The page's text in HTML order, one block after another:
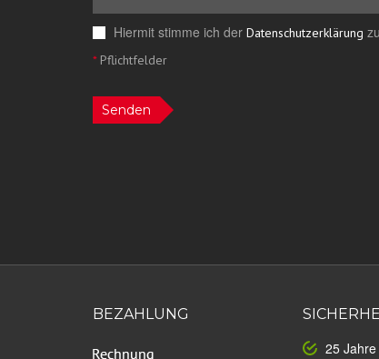
Hiermit stimme ich der Datenschutzerklärung
*Pflichtfelder
Senden
BEZAHLUNG
25